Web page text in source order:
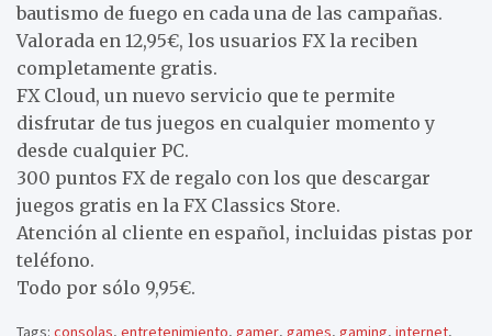
bautismo de fuego en cada una de las campañas.
Valorada en 12,95€, los usuarios FX la reciben
completamente gratis.
FX Cloud, un nuevo servicio que te permite
disfrutar de tus juegos en cualquier momento y
desde cualquier PC.
300 puntos FX de regalo con los que descargar
juegos gratis en la FX Classics Store.
Atención al cliente en español, incluidas pistas por
teléfono.
Todo por sólo 9,95€.
Tags: consolas, entretenimiento, gamer, games, gaming, internet,